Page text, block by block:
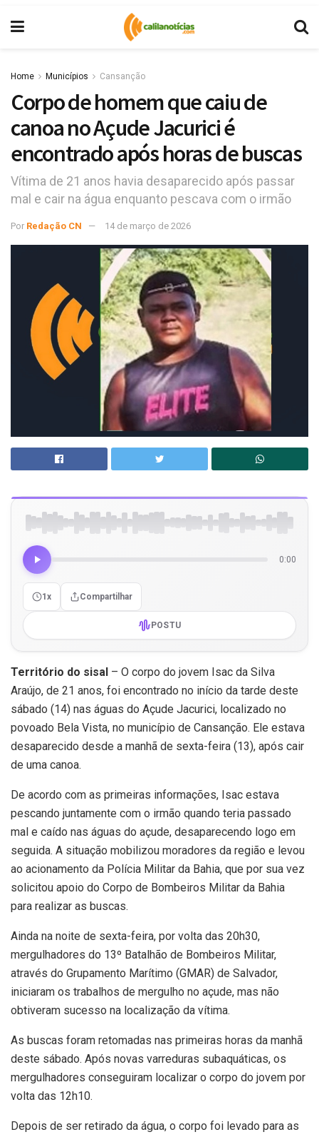
Home Municípios Cansanção
Corpo de homem que caiu de
canoa no Açude Jacurici é
encontrado após horas de buscas
Vítima de 21 anos havia desaparecido após passar
mal e cair na água enquanto pescava com o irmão
Por Redação CN 14 de março de 2026
0:00
1x Compartilhar
POSTU
Território do sisal – O corpo do jovem Isac da Silva
Araújo, de 21 anos, foi encontrado no início da tarde deste
sábado (14) nas águas do Açude Jacurici, localizado no
povoado Bela Vista, no município de Cansanção. Ele estava
desaparecido desde a manhã de sexta-feira (13), após cair
de uma canoa.
De acordo com as primeiras informações, Isac estava
pescando juntamente com o irmão quando teria passado
mal e caído nas águas do açude, desaparecendo logo em
seguida. A situação mobilizou moradores da região e levou
ao acionamento da Polícia Militar da Bahia, que por sua vez
solicitou apoio do Corpo de Bombeiros Militar da Bahia
para realizar as buscas.
Ainda na noite de sexta-feira, por volta das 20h30,
mergulhadores do 13º Batalhão de Bombeiros Militar,
através do Grupamento Marítimo (GMAR) de Salvador,
iniciaram os trabalhos de mergulho no açude, mas não
obtiveram sucesso na localização da vítima.
As buscas foram retomadas nas primeiras horas da manhã
deste sábado. Após novas varreduras subaquáticas, os
mergulhadores conseguiram localizar o corpo do jovem por
volta das 12h10.
Depois de ser retirado da água, o corpo foi levado para as